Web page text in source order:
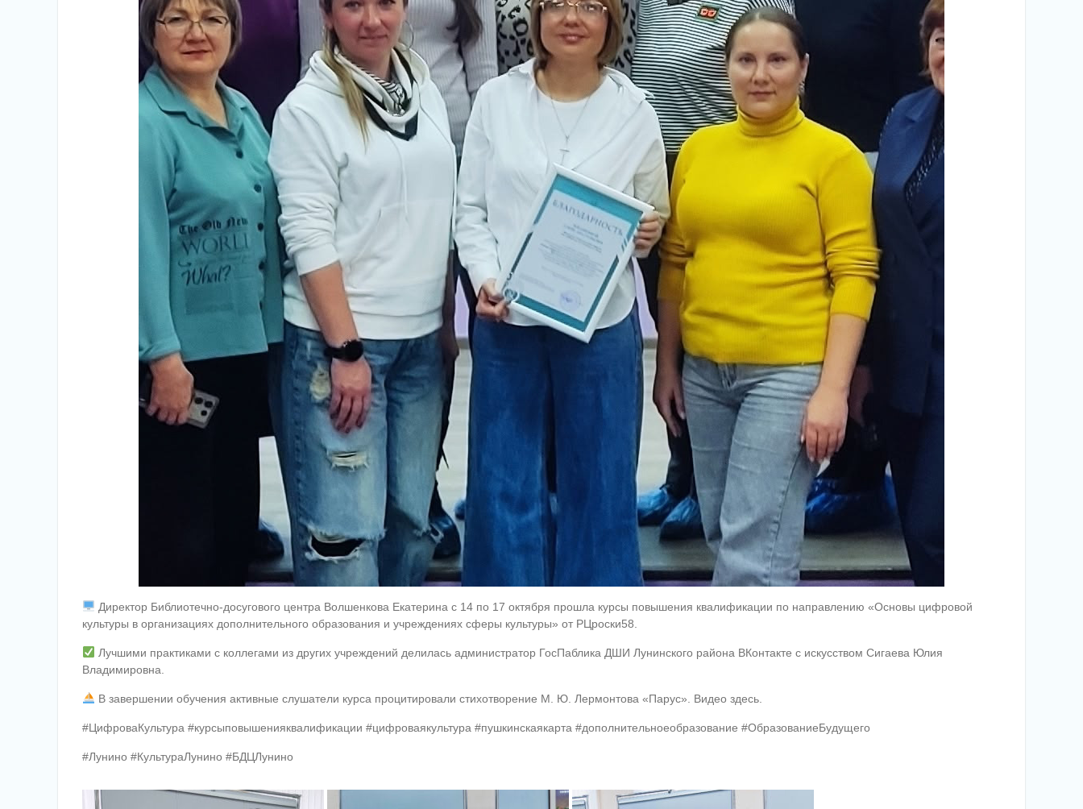
Директор Библиотечно-досугового центра Волшенкова Екатерина с 14 по 17 октября прошла курсы повышения квалификации по направлению «Основы цифровой
культуры в организациях дополнительного образования и учреждениях сферы культуры» от РЦроски58.
Лучшими практиками с коллегами из других учреждений делилась администратор ГосПаблика ДШИ Лунинского района ВКонтакте с искусством Сигаева Юлия
Владимировна.
В завершении обучения активные слушатели курса процитировали стихотворение М. Ю. Лермонтова «Парус». Видео здесь.
#ЦифроваКультура #курсыповышенияквалификации #цифроваякультура #пушкинскаякарта #дополнительноеобразование #ОбразованиеБудущего
#Лунино #КультураЛунино #БДЦЛунино